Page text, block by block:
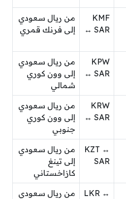
KMF
↔ SAR
من ريال سعودي
إلى فرنك قمري
KPW
↔ SAR
من ريال سعودي
إلى وون كوري
شمالي
KRW
↔ SAR
من ريال سعودي
إلى وون كوري
جنوبي
KZT ↔
SAR
من ريال سعودي
إلى تينغ
كازاخستاني
LKR ↔
من ريال سعودي